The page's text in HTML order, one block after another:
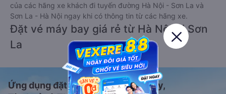
của các hãng xe khách đi tuyến đường Hà Nội - Sơn La và
Sơn La - Hà Nội ngay khi có thông tin từ các hãng xe.
Đặt vé máy bay giá rẻ từ Hà Nội đi Sơn
La
Ứng dụng đặt vé Xe khách, Máy bay,